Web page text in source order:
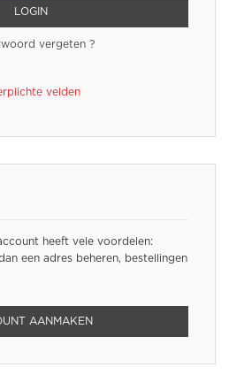
LOGIN
vergeten ?
heeft vele voordelen:
een adres beheren, bestellingen
AANMAKEN